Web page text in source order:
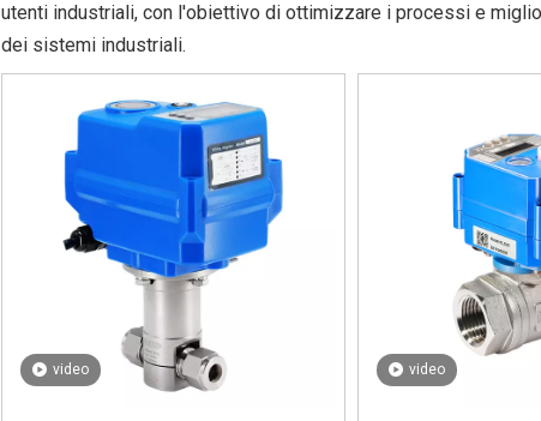
utenti industriali, con l'obiettivo di ottimizzare i processi e
dei sistemi industriali.
video video